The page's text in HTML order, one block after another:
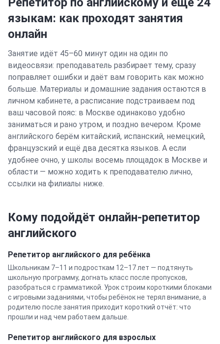
языкам: как проходят занятия
онлайн
Занятие идёт 45–60 минут один на один по
видеосвязи: преподаватель разбирает тему, сразу
поправляет ошибки и даёт вам говорить как можно
больше. Материалы и домашние задания остаются в
личном кабинете, а расписание подстраиваем под
ваш часовой пояс: в Москве одинаково удобно
заниматься и рано утром, и поздно вечером. Кроме
английского берём китайский, испанский, немецкий,
французский и ещё два десятка языков. А если
удобнее очно, у школы восемь площадок в Москве и
области — можно ходить к преподавателю лично,
ссылки на филиалы ниже.
Кому подойдёт онлайн-репетитор
английского
Репетитор английского для ребёнка
Школьникам 7–11 и подросткам 12–17 лет — подтянуть
школьную программу, догнать класс после пропусков,
разобраться с грамматикой. Урок строим короткими блоками
с игровыми заданиями, чтобы ребёнок не терял внимание, а
родителю после занятия приходит короткий отчёт: что
прошли и над чем работаем дальше.
Репетитор английского для взрослых